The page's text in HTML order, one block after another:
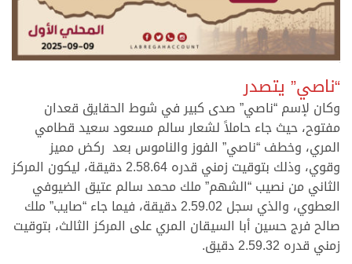
“ناصي” يتصدر
وكان لإسم “ناصي” صدى كبير في شوط الحقايق قعدان
مفتوح، حيث جاء حاملاً لشعار سالم مسعود سعيد قطامي
المري، وخطف “ناصي” الفوز والناموس بعد ركض مميز
وقوي، وذلك بتوقيت زمني قدره 2.58.64 دقيقة، ليكون المركز
الثاني من نصيب “الشهم” ملك محمد سالم عتيق الضيوفي
العطوي، والذي سجل 2.59.02 دقيقة، فيما جاء “صايب” ملك
صالح فرج حسين أبا السيقان المري على المركز الثالث، بتوقيت
زمني قدره 2.59.32 دقيق.